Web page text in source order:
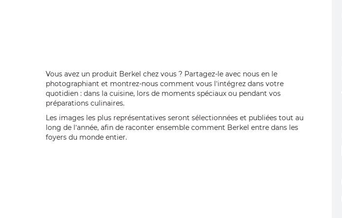
Vous avez un produit Berkel chez vous ? Partagez-le avec nous en le
photographiant et montrez-nous comment vous l’intégrez dans votre
quotidien : dans la cuisine, lors de moments spéciaux ou pendant vos
préparations culinaires.
Les images les plus représentatives seront sélectionnées et publiées tout au
long de l’année, afin de raconter ensemble comment Berkel entre dans les
foyers du monde entier.